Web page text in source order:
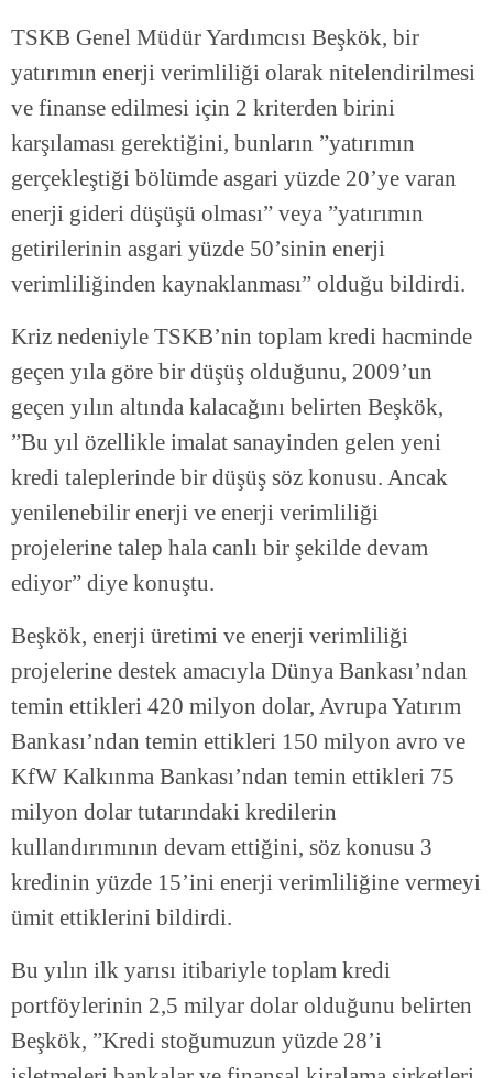
TSKB Genel Müdür Yardımcısı Beşkök, bir
yatırımın enerji verimliliği olarak nitelendirilmesi
ve finanse edilmesi için 2 kriterden birini
karşılaması gerektiğini, bunların ”yatırımın
gerçekleştiği bölümde asgari yüzde 20’ye varan
enerji gideri düşüşü olması” veya ”yatırımın
getirilerinin asgari yüzde 50’sinin enerji
verimliliğinden kaynaklanması” olduğu bildirdi.
Kriz nedeniyle TSKB’nin toplam kredi hacminde
geçen yıla göre bir düşüş olduğunu, 2009’un
geçen yılın altında kalacağını belirten Beşkök,
”Bu yıl özellikle imalat sanayinden gelen yeni
kredi taleplerinde bir düşüş söz konusu. Ancak
yenilenebilir enerji ve enerji verimliliği
projelerine talep hala canlı bir şekilde devam
ediyor” diye konuştu.
Beşkök, enerji üretimi ve enerji verimliliği
projelerine destek amacıyla Dünya Bankası’ndan
temin ettikleri 420 milyon dolar, Avrupa Yatırım
Bankası’ndan temin ettikleri 150 milyon avro ve
KfW Kalkınma Bankası’ndan temin ettikleri 75
milyon dolar tutarındaki kredilerin
kullandırımının devam ettiğini, söz konusu 3
kredinin yüzde 15’ini enerji verimliliğine vermeyi
ümit ettiklerini bildirdi.
Bu yılın ilk yarısı itibariyle toplam kredi
portföylerinin 2,5 milyar dolar olduğunu belirten
Beşkök, ”Kredi stoğumuzun yüzde 28’i